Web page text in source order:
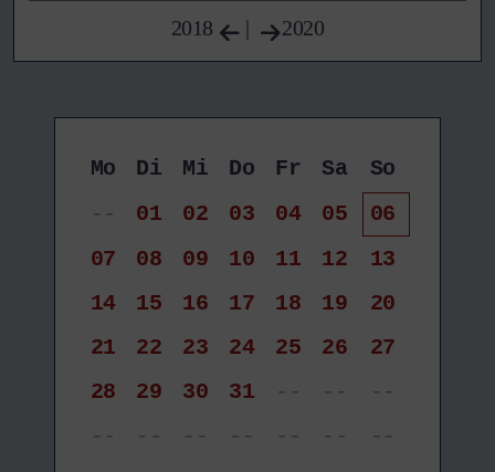
2018 | 2020
Mo Di Mi Do Fr Sa
So
--
01 02 03 04 05
06
07
08 09 10 11 12
13
14
15 16 17 18 19
20
21
22 23 24 25 26
27
28
29 30 31 -- --
--
--
-- -- -- -- -- --